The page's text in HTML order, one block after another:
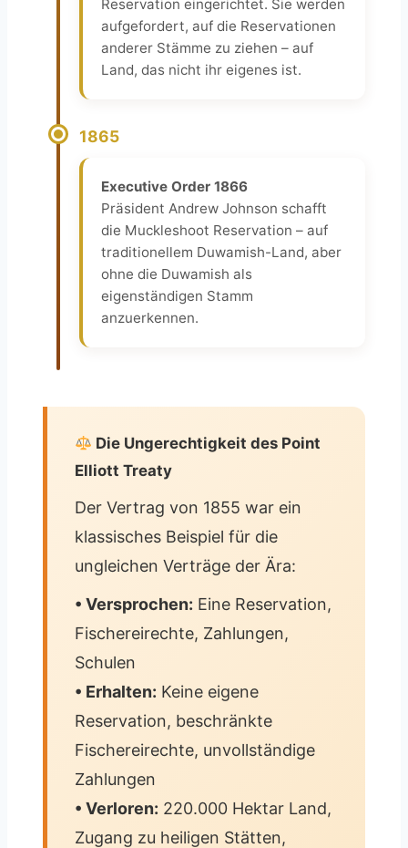
Reservation eingerichtet. Sie werden
aufgefordert, auf die Reservationen
anderer Stämme zu ziehen – auf
Land, das nicht ihr eigenes ist.
1865
Executive Order 1866
Präsident Andrew Johnson schafft
die Muckleshoot Reservation – auf
traditionellem Duwamish-Land, aber
ohne die Duwamish als
eigenständigen Stamm
anzuerkennen.
Die Ungerechtigkeit des Point
Elliott Treaty
Der Vertrag von 1855 war ein
klassisches Beispiel für die
ungleichen Verträge der Ära:
• Versprochen: Eine Reservation,
Fischereirechte, Zahlungen,
Schulen
• Erhalten: Keine eigene
Reservation, beschränkte
Fischereirechte, unvollständige
Zahlungen
• Verloren: 220.000 Hektar Land,
Zugang zu heiligen Stätten,